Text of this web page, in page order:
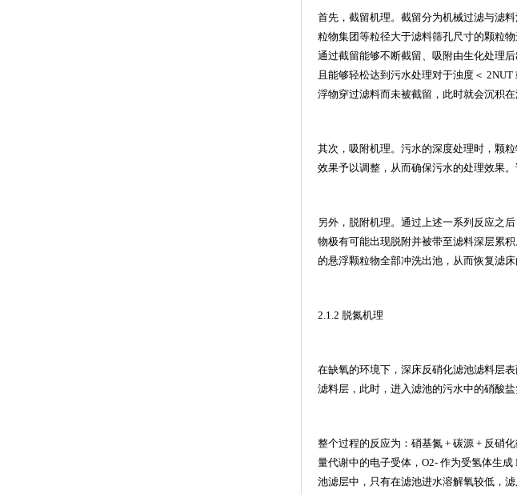
首先，截留机理。截留分为机械过滤与滤
粒物集团等粒径大于滤料筛孔尺寸的颗粒
通过截留能够不断截留、吸附由生化处理
且能够轻松达到污水处理对于浊度＜ 2NUT
浮物穿过滤料而未被截留，此时就会沉积在
其次，吸附机理。污水的深度处理时，颗
效果予以调整，从而确保污水的处理效果
另外，脱附机理。通过上述一系列反应之
物极有可能出现脱附并被带至滤料深层累
的悬浮颗粒物全部冲洗出池，从而恢复滤床
2.1.2 脱氮机理
在缺氧的环境下，深床反硝化滤池滤料层
滤料层，此时，进入滤池的污水中的硝酸盐
整个过程的反应为：硝基氮 + 碳源 + 反硝
量代谢中的电子受体， O2- 作为受氢体生成
池滤层中，只有在滤池进水溶解氧较低，